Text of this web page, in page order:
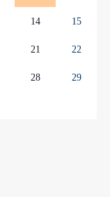
14 15
21 22
28 29